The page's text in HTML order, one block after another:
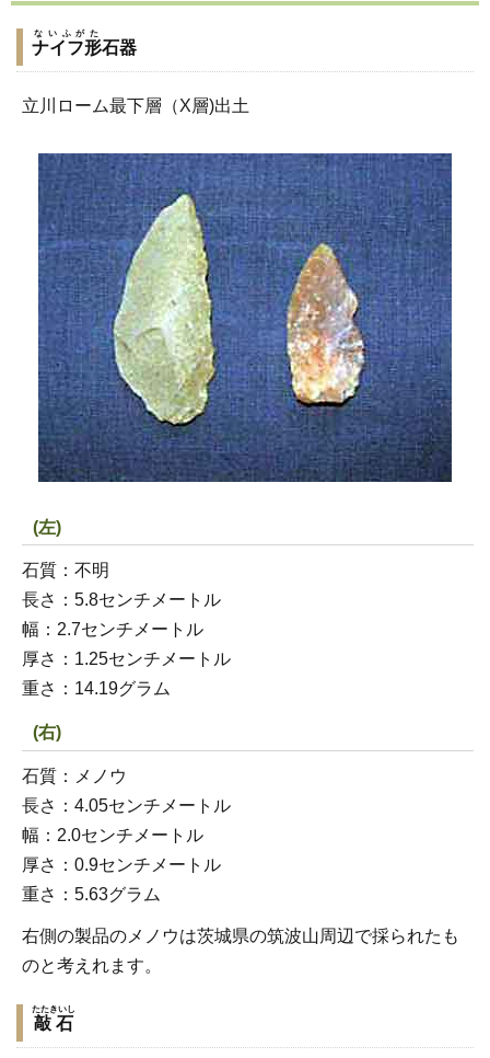
ナイフ形
ないふがた
石器
立川ローム最下層（X層)出土
(左)
石質：不明
長さ：5.8センチメートル
幅：2.7センチメートル
厚さ：1.25センチメートル
重さ：14.19グラム
(右)
石質：メノウ
長さ：4.05センチメートル
幅：2.0センチメートル
厚さ：0.9センチメートル
重さ：5.63グラム
右側の製品のメノウは茨城県の筑波山周辺で採られたも
のと考えれます。
敲石
たたきいし